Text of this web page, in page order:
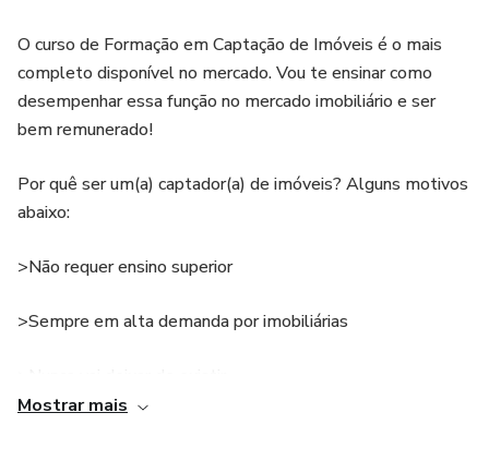
O curso de Formação em Captação de Imóveis é o mais
completo disponível no mercado. Vou te ensinar como
desempenhar essa função no mercado imobiliário e ser
bem remunerado!
Por quê ser um(a) captador(a) de imóveis? Alguns motivos
abaixo:
>Não requer ensino superior
>Sempre em alta demanda por imobiliárias
Mostrar mais